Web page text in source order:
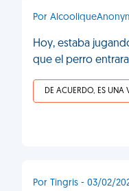
Por
Hoy, estaba
que el perro
DE ACUERDO, ES UNA
Por Tingris - 03/02/